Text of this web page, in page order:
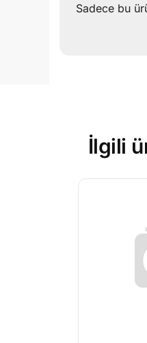
Sadece bu
İlgili